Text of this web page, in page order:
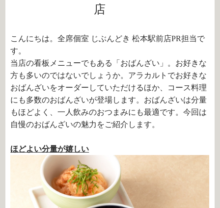
店
こんにちは。全席個室 じぶんどき 松本駅前店PR担当で
す。
当店の看板メニューでもある「おばんざい」。お好きな
方も多いのではないでしょうか。アラカルトでお好きな
おばんざいをオーダーしていただけるほか、コース料理
にも多数のおばんざいが登場します。おばんざいは分量
もほどよく、一人飲みのおつまみにも最適です。今回は
自慢のおばんざいの魅力をご紹介します。
ほどよい分量が嬉しい